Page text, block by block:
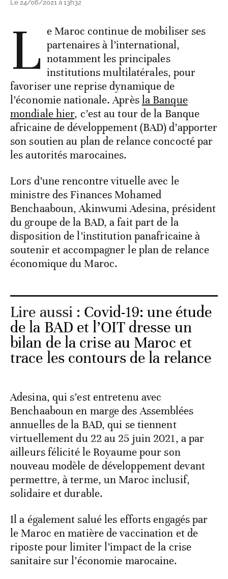
Le 24/06/2021 à 13h32
L e Maroc continue de mobiliser ses
partenaires à l’international,
notamment les principales
institutions multilatérales, pour
favoriser une reprise dynamique de
l’économie nationale. Aprèsla Banque
mondiale hier, c’est au tour de la Banque
africaine de développement (BAD) d’apporter
son soutien au plan de relance concocté par
les autorités marocaines.
Lors d’une rencontre vituelle avec le
ministre des Finances Mohamed
Benchaaboun, Akinwumi Adesina, président
du groupe de la BAD, a fait part de la
disposition de l’institution panafricaine à
soutenir et accompagner le plan de relance
économique du Maroc.
Lire aussi : Covid-19: une étude
de la BAD et l’OIT dresse un
bilan de la crise au Maroc et
trace les contours de la relance
Adesina, qui s’est entretenu avec
Benchaaboun en marge des Assemblées
annuelles de la BAD, qui se tiennent
virtuellement du 22 au 25 juin 2021, a par
ailleurs félicité le Royaume pour son
nouveau modèle de développement devant
permettre, à terme, un Maroc inclusif,
solidaire et durable.
Il a également salué les efforts engagés par
le Maroc en matière de vaccination et de
riposte pour limiter l’impact de la crise
sanitaire sur l’économie marocaine.